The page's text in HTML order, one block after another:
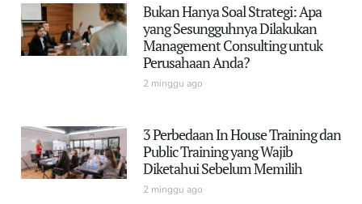
Bukan Hanya Soal Strategi: Apa
yang Sesungguhnya Dilakukan
Management Consulting untuk
Perusahaan Anda?
2 minggu ago
3 Perbedaan In House Training dan
Public Training yang Wajib
Diketahui Sebelum Memilih
2 minggu ago